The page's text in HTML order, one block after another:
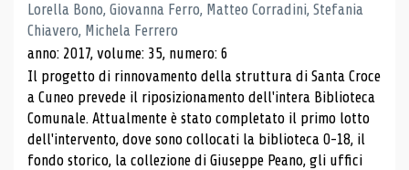
Lorella Bono, Giovanna Ferro, Matteo Corradini, Stefania
Chiavero, Michela Ferrero
anno: 2017, volume: 35, numero: 6
Il progetto di rinnovamento della struttura di Santa Croce
a Cuneo prevede il riposizionamento dell'intera Biblioteca
Comunale. Attualmente è stato completato il primo lotto
dell'intervento, dove sono collocati la biblioteca 0-18, il
fondo storico, la collezione di Giuseppe Peano, gli uffici